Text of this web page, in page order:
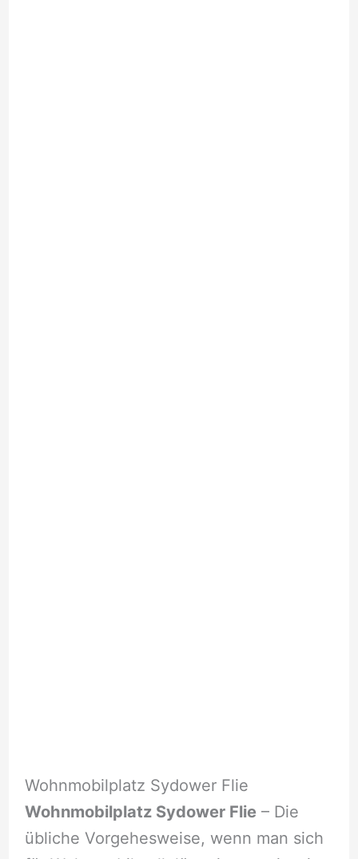
Wohnmobilplatz Sydower Flie
Wohnmobilplatz Sydower Flie– Die
übliche Vorgehesweise, wenn man sich